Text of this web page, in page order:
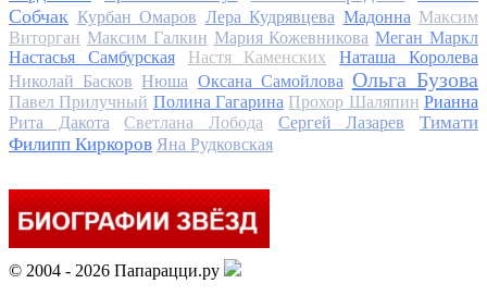
Собчак Курбан Омаров Лера Кудрявцева Мадонна Максим
Виторган Максим Галкин Мария Кожевникова Меган Маркл
Настасья Самбурская
Настя Каменских
Наташа Королева
Николай Басков Нюша Оксана Самойлова Ольга Бузова
Павел Прилучный Полина Гагарина Прохор Шаляпин Рианна
Рита Дакота
Светлана Лобода Сергей Лазарев
Тимати
Филипп Киркоров Яна Рудковская
© 2004 - 2026 Папарацци.ру